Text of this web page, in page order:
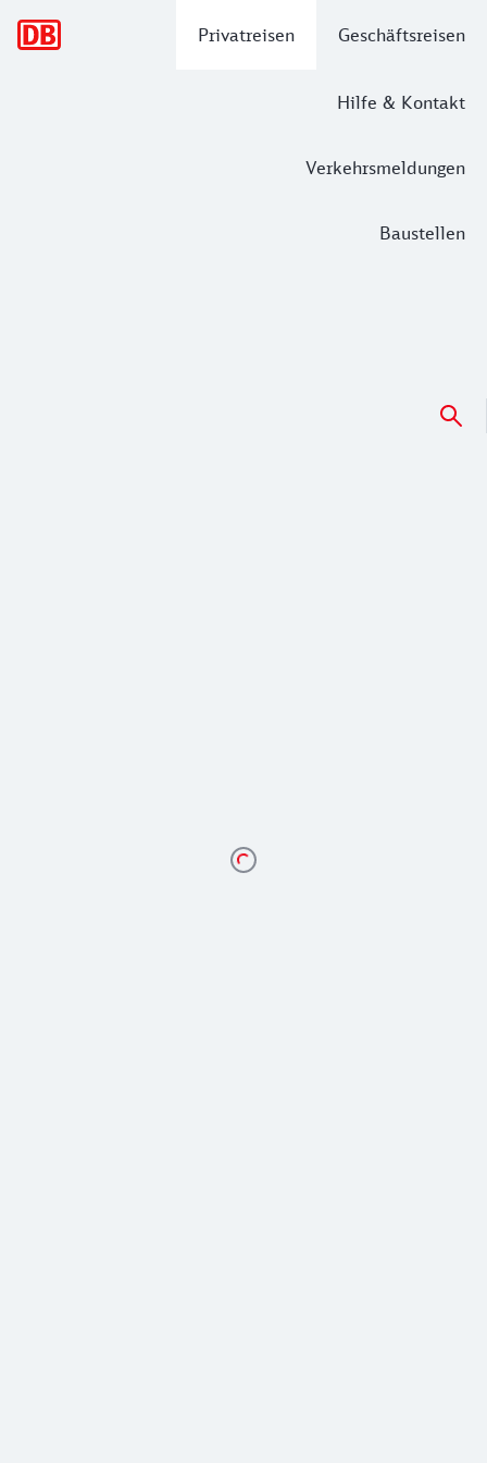
Privatreisen Geschäftsreisen
Hilfe & Kontakt
Verkehrsmeldungen
Baustellen